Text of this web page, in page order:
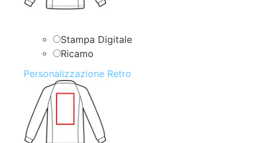
Stampa Digitale
Ricamo
Personalizzazione Retro